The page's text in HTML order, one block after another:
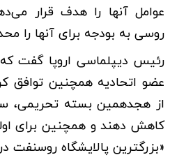
عوامل آنها را هدف قرار
روسی به بودجه برای آنها را
رئیس دیپلماسی اروپا گفت
عضو اتحادیه همچنین توافق
از هجدهمین بسته تحریمی،
کاهش دهند و همچنین برای
«بزرگترین پالایشگاه روسنفت